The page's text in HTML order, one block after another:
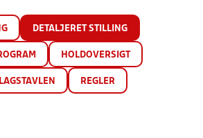
DETALJERET STILLING
HOLDOVERSIGT
REGLER